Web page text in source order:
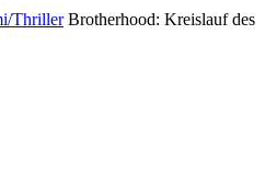
Thriller Brotherhood: Kreislauf des